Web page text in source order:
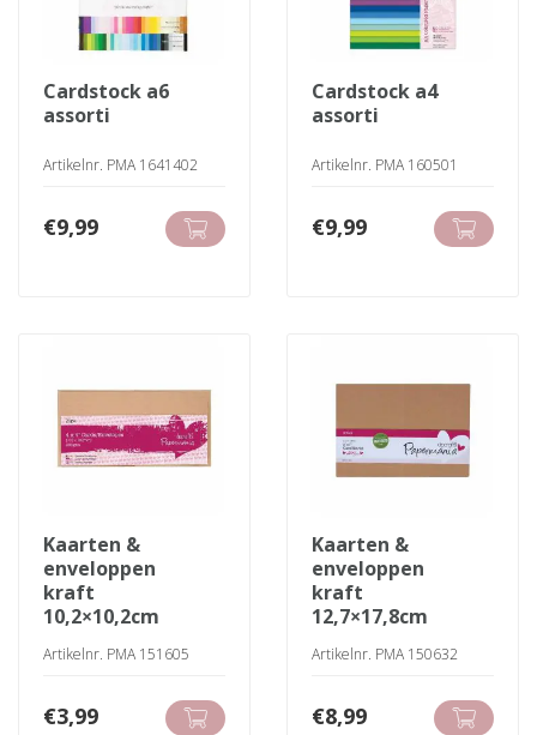
cardstock a6
assorti
Artikelnr. PMA 1641402
€9,99
cardstock a4
assorti
Artikelnr. PMA 160501
€9,99
kaarten &
enveloppen
kraft
10,2×10,2cm
Artikelnr. PMA 151605
€3,99
kaarten &
enveloppen
kraft
12,7×17,8cm
Artikelnr. PMA 150632
€8,99